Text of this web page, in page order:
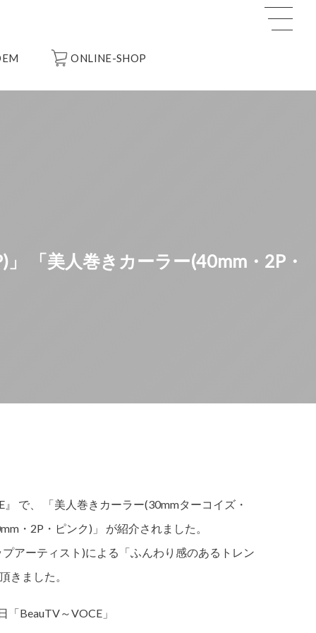
ONLINE-SHOP
「美人巻きカーラー(40mm・2P・
で、 「美人巻きカーラー(30mmターコイズ・
・2P・ピンク)」 が紹介されました。
アーティスト)による「ふんわり感のあるトレン
きました。
BeauTV～VOCE」